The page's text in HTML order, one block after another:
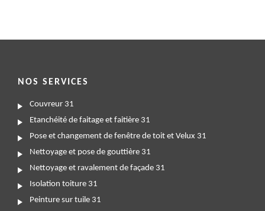
NOS SERVICES
Couvreur 31
Etanchéité de faitage et faitière 31
Pose et changement de fenêtre de toit et Velux 31
Nettoyage et pose de gouttière 31
Nettoyage et ravalement de façade 31
Isolation toiture 31
Peinture sur tuile 31